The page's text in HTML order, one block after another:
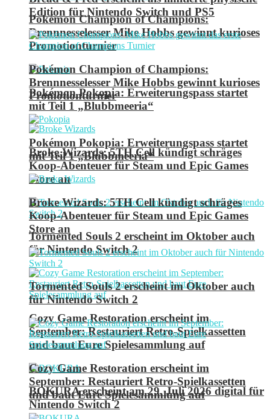
Pokémon Champion of Champions:
Brennnesselesser Mike Hobbs gewinnt kurioses
Promotionturnier
Pokémon Pokopia: Erweiterungspass startet
mit Teil 1 „Blubbmeeria“
Broke Wizards: 5TH Cell kündigt schräges
Koop-Abenteuer für Steam und Epic Games
Store an
Tormented Souls 2 erscheint im Oktober auch
für Nintendo Switch 2
Cozy Game Restoration erscheint im
September: Restauriert Retro-Spielkassetten
und baut Eure Spielesammlung auf
BOKURA erscheint am 29. Juli 2026 digital für
Nintendo Switch 2
Edition für Nintendo Switch und PS5
Pokémon Champion of Champions:
Brennnesselesser Mike Hobbs gewinnt kurioses
Promotionturnier
Pokémon Pokopia: Erweiterungspass startet
mit Teil 1 „Blubbmeeria“
Broke Wizards: 5TH Cell kündigt schräges
Koop-Abenteuer für Steam und Epic Games
Store an
Tormented Souls 2 erscheint im Oktober auch
für Nintendo Switch 2
Cozy Game Restoration erscheint im
September: Restauriert Retro-Spielkassetten
und baut Eure Spielesammlung auf